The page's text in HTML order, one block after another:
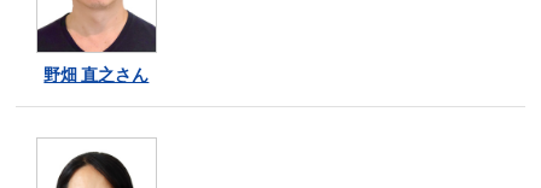
野畑 直之さん